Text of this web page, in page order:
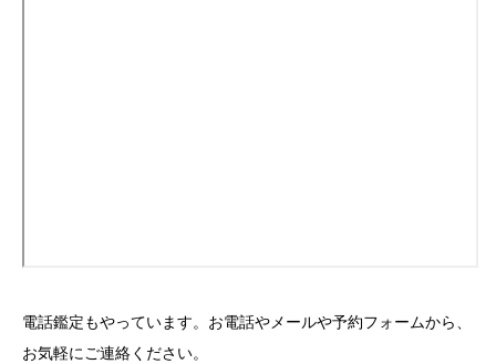
電話鑑定もやっています。お電話やメールや予約フォームから、
お気軽にご連絡ください。